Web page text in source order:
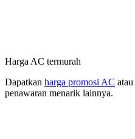
Harga AC termurah
Dapatkan harga promosi AC
penawaran menarik lainnya.